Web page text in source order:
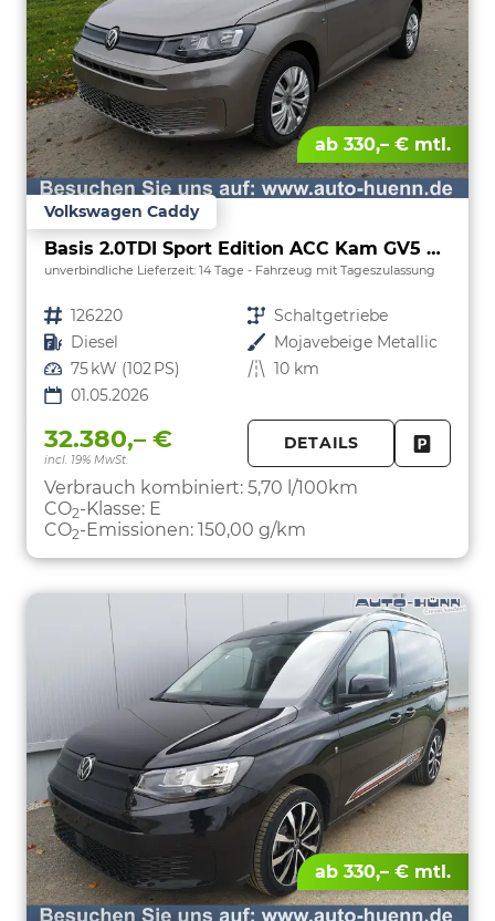
ab 330,– € mtl.
Volkswagen Caddy
Basis 2.0TDI Sport Edition ACC Kam GV5 App
unverbindliche Lieferzeit: 14 Tage Fahrzeug mit Tageszulassung
Fahrzeugnr. 126220 Getriebe Schaltgetriebe
Kraftstoff Diesel Außenfarbe Mojavebeige Metallic
Leistung 75 kW (102 PS) Kilometerstand 10 km
01.05.2026
32.380,– €
incl. 19% MwSt.
DETAILS
Verbrauch kombiniert: 5,70 l/100km
CO2-Klasse: E
CO2-Emissionen: 150,00 g/km
ab 330,– € mtl.